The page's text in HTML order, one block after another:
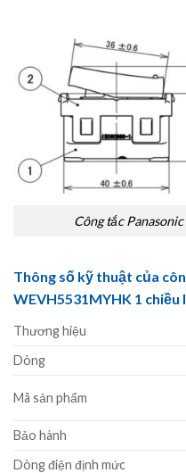
Công tắc
Thông số kỹ thuật của
WEVH5531MYHK 1 chiều
Thương hiệu
Dòng
Mã sản phẩm
Bảo hành
Dòng điện định mức